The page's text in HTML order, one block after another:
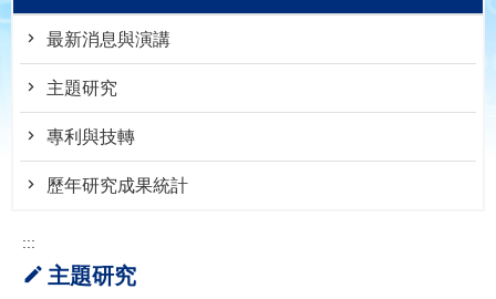
最新消息與演講
主題研究
專利與技轉
歷年研究成果統計
:::
主題研究